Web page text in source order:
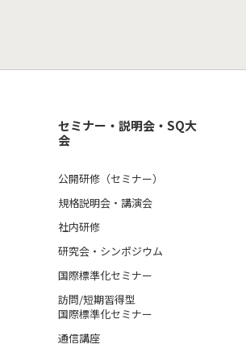
セミナー・説明会・SQ大
会
公開研修（セミナー）
規格説明会・講演会
社内研修
研究会・シンポジウム
国際標準化セミナー
訪問/短期習得型
国際標準化セミナー
通信講座